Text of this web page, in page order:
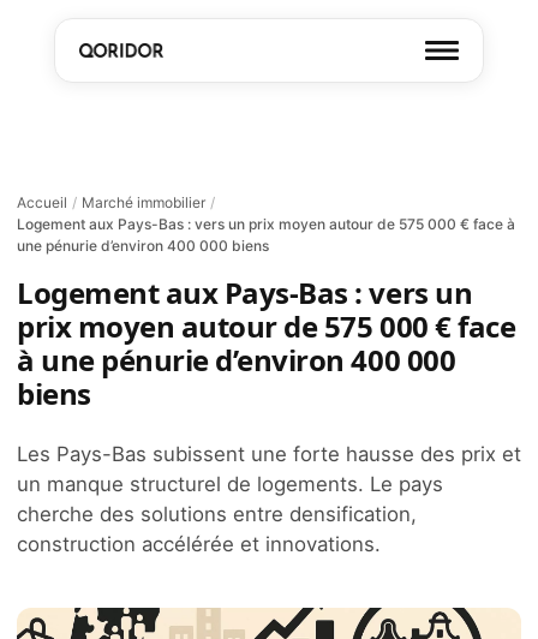
Accueil / Marché immobilier /
Logement aux Pays-Bas : vers un prix moyen autour de 575 000 € face à
une pénurie d’environ 400 000 biens
Logement aux Pays-Bas : vers un
prix moyen autour de 575 000 € face
à une pénurie d’environ 400 000
biens
Les Pays-Bas subissent une forte hausse des prix et
un manque structurel de logements. Le pays
cherche des solutions entre densification,
construction accélérée et innovations.